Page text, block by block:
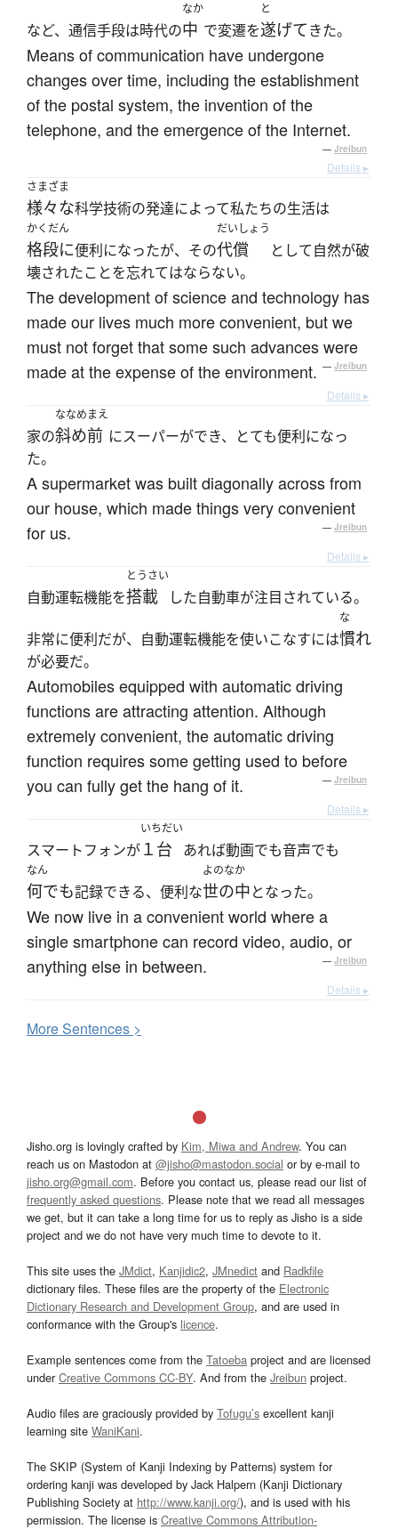
など、通信手段は時代の
なか
中 で変遷を
と
遂げてきた。
Means of communication have undergone
changes over time, including the establishment
of the postal system, the invention of the
telephone, and the emergence of the Internet.
— Jreibun
Details ▸
さまざま
様々な科学技術の発達によって私たちの生活は
かくだん
格段に便利になったが、その
だいしょう
代償
として自然が破
壊されたことを忘れてはならない。
The development of science and technology has
made our lives much more convenient, but we
must not forget that some such advances were
made at the expense of the environment. — Jreibun
Details ▸
家の
ななめまえ
斜め前 にスーパーができ、とても便利になっ
た。
A supermarket was built diagonally across from
our house, which made things very convenient
for us.
— Jreibun
Details ▸
自動運転機能を
とうさい
搭載 した自動車が注目されている。
非常に便利だが、自動運転機能を使いこなすには
な
慣れ
が必要だ。
Automobiles equipped with automatic driving
functions are attracting attention. Although
extremely convenient, the automatic driving
function requires some getting used to before
you can fully get the hang of it.
— Jreibun
Details ▸
スマートフォンが
いちだい
１台 あれば動画でも音声でも
なん
何でも記録できる、便利な
よのなか
世の中となった。
We now live in a convenient world where a
single smartphone can record video, audio, or
anything else in between.
— Jreibun
Details ▸
MoreSentences >
Jisho.org is lovingly crafted by Kim, Miwa and Andrew. You can
reach us on Mastodon at @jisho@mastodon.social or by e-mail to
jisho.org@gmail.com. Before you contact us, please read our list of
frequently asked questions. Please note that we read all messages
we get, but it can take a long time for us to reply as Jisho is a side
project and we do not have very much time to devote to it.
This site uses the JMdict, Kanjidic2, JMnedict and Radkfile
dictionary files. These files are the property of the Electronic
Dictionary Research and Development Group, and are used in
conformance with the Group's licence.
Example sentences come from the Tatoeba project and are licensed
underCreative Commons CC-BY. And from the Jreibun project.
Audio files are graciously provided by Tofugu’s excellent kanji
learning site WaniKani.
The SKIP (System of Kanji Indexing by Patterns) system for
ordering kanji was developed by Jack Halpern (Kanji Dictionary
Publishing Society at http://www.kanji.org/), and is used with his
permission. The license is Creative Commons Attribution-